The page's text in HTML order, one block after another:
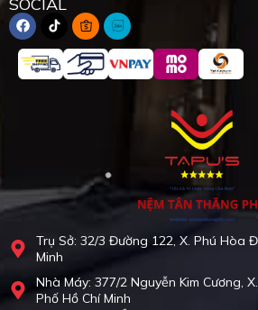
Trụ Sở: 32/3 Đường 122, X. Phú Hòa
Minh
Nhà Máy: 377/2 Nguyễn Kim Cương,
Phố Hồ Chí Minh